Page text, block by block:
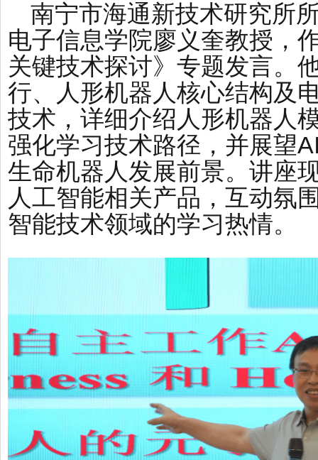
南宁市海通新技术研究所
电子信息学院廖义奎教授，
关键技术探讨》专题发言。
行、人形机器人核心结构及
技术，详细介绍人形机器人
强化学习技术路径，并展望
生命机器人发展前景。讲座
人工智能相关产品，互动氛
智能技术领域的学习热情。